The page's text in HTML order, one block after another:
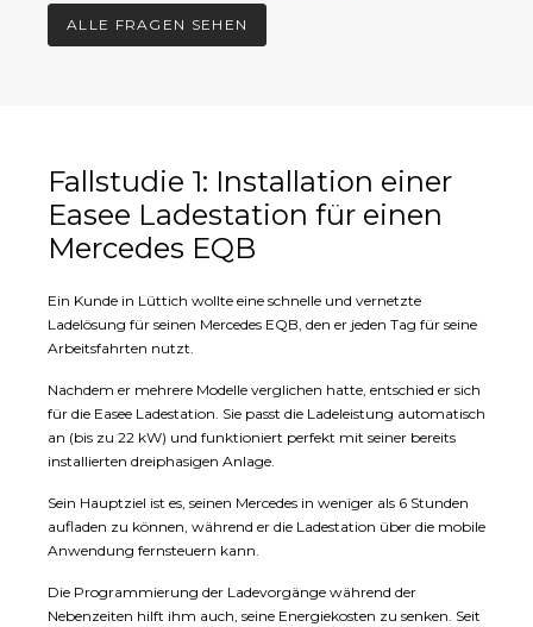
Verbrauch aus der Ferne abfragen.
ALLE FRAGEN SEHEN
Fallstudie 1: Installation einer
Easee Ladestation für einen
Mercedes EQB
Ein Kunde in Lüttich wollte eine schnelle und vernetzte
Ladelösung für seinen Mercedes EQB, den er jeden Tag für seine
Arbeitsfahrten nutzt.
Nachdem er mehrere Modelle verglichen hatte, entschied er sich
für die Easee Ladestation. Sie passt die Ladeleistung automatisch
an (bis zu 22 kW) und funktioniert perfekt mit seiner bereits
installierten dreiphasigen Anlage.
Sein Hauptziel ist es, seinen Mercedes in weniger als 6 Stunden
aufladen zu können, während er die Ladestation über die mobile
Anwendung fernsteuern kann.
Die Programmierung der Ladevorgänge während der
Nebenzeiten hilft ihm auch, seine Energiekosten zu senken. Seit